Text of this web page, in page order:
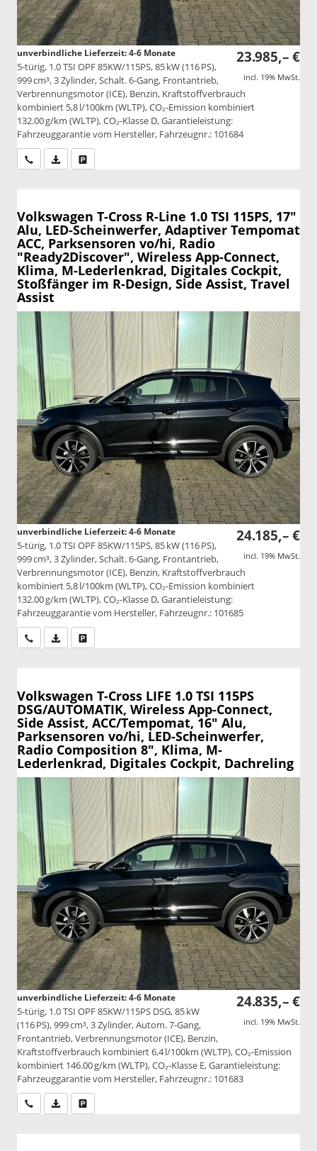
23.985,– €
incl. 19% MwSt.
unverbindliche Lieferzeit: 4-6 Monate
5-türig, 1.0 TSI OPF 85KW/115PS, 85 kW (116 PS),
999 cm³, 3 Zylinder, Schalt. 6-Gang, Frontantrieb,
Verbrennungsmotor (ICE), Benzin, Kraftstoffverbrauch
kombiniert 5,8 l/100km (WLTP), CO₂-Emission kombiniert
132.00 g/km (WLTP), CO₂-Klasse D, Garantieleistung:
Fahrzeuggarantie vom Hersteller, Fahrzeugnr.: 101684
Wir rufen Sie anPDF-Datei, Fahrzeugexposé drucken
Volkswagen T-Cross R-Line 1.0 TSI 115PS, 17"
Alu, LED-Scheinwerfer, Adaptiver Tempomat
ACC, Parksensoren vo/hi, Radio
"Ready2Discover", Wireless App-Connect,
Klima, M-Lederlenkrad, Digitales Cockpit,
Stoßfänger im R-Design, Side Assist, Travel
Assist
24.185,– €
incl. 19% MwSt.
unverbindliche Lieferzeit: 4-6 Monate
5-türig, 1.0 TSI OPF 85KW/115PS, 85 kW (116 PS),
999 cm³, 3 Zylinder, Schalt. 6-Gang, Frontantrieb,
Verbrennungsmotor (ICE), Benzin, Kraftstoffverbrauch
kombiniert 5,8 l/100km (WLTP), CO₂-Emission kombiniert
132.00 g/km (WLTP), CO₂-Klasse D, Garantieleistung:
Fahrzeuggarantie vom Hersteller, Fahrzeugnr.: 101685
Wir rufen Sie anPDF-Datei, Fahrzeugexposé drucken
Volkswagen T-Cross LIFE 1.0 TSI 115PS
DSG/AUTOMATIK, Wireless App-Connect,
Side Assist, ACC/Tempomat, 16" Alu,
Parksensoren vo/hi, LED-Scheinwerfer,
Radio Composition 8", Klima, M-
Lederlenkrad, Digitales Cockpit, Dachreling
24.835,– €
incl. 19% MwSt.
unverbindliche Lieferzeit: 4-6 Monate
5-türig, 1.0 TSI OPF 85KW/115PS DSG, 85 kW
(116 PS), 999 cm³, 3 Zylinder, Autom. 7-Gang,
Frontantrieb, Verbrennungsmotor (ICE), Benzin,
Kraftstoffverbrauch kombiniert 6,4 l/100km (WLTP), CO₂-Emission
kombiniert 146.00 g/km (WLTP), CO₂-Klasse E, Garantieleistung:
Fahrzeuggarantie vom Hersteller, Fahrzeugnr.: 101683
Wir rufen Sie anPDF-Datei, Fahrzeugexposé drucken